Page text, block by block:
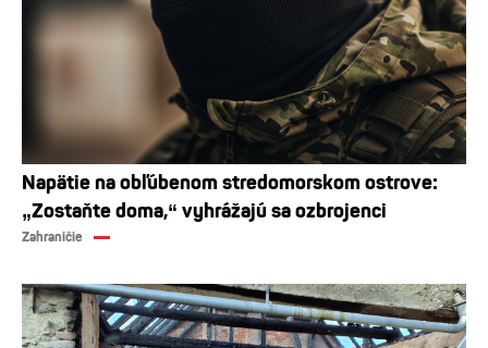
Napätie na obľúbenom stredomorskom ostrove:
„Zostaňte doma,“ vyhrážajú sa ozbrojenci
Zahraničie